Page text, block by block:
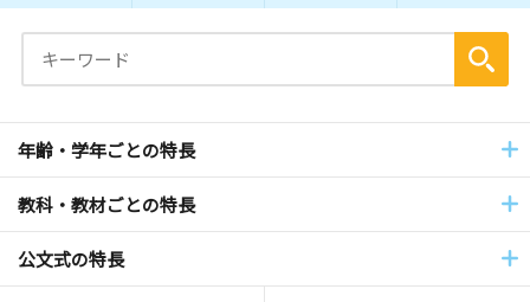
年齢・学年ごとの特長
教科・教材ごとの特長
公文式の特長